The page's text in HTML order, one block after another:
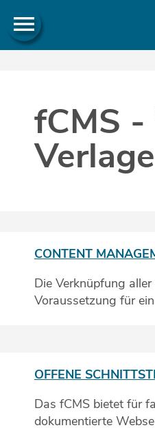
menu
fCMS
CONTENT
Die Verknüpfung
Voraussetzung für
OFFENE
Das fCMS bietet für
dokumentierte